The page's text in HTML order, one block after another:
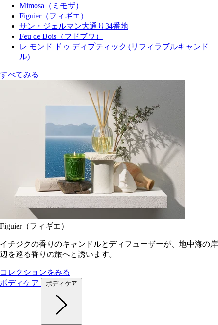
Mimosa（ミモザ）
Figuier（フィギエ）
サン・ジェルマン大通り34番地
Feu de Bois（フドブワ）
レ モンド ドゥ ディプティック (リフィラブルキャンド
ル)
すべてみる
Figuier（フィギエ）
イチジクの香りのキャンドルとディフューザーが、地中海の岸
辺を巡る香りの旅へと誘います。
コレクションをみる
ボディケア
ボディケア